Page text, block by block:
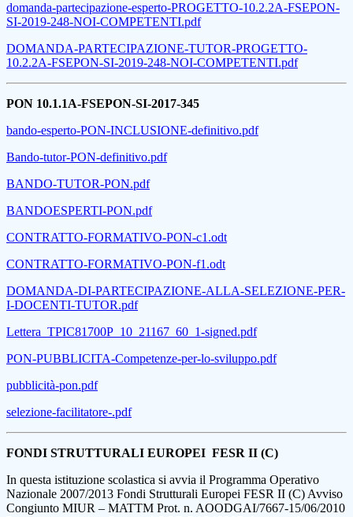
domanda-partecipazione-esperto-PROGETTO-10.2.2A-FSEPON-
SI-2019-248-NOI-COMPETENTI.pdf
DOMANDA-PARTECIPAZIONE-TUTOR-PROGETTO-
10.2.2A-FSEPON-SI-2019-248-NOI-COMPETENTI.pdf
PON 10.1.1A-FSEPON-SI-2017-345
bando-esperto-PON-INCLUSIONE-definitivo.pdf
Bando-tutor-PON-definitivo.pdf
BANDO-TUTOR-PON.pdf
BANDOESPERTI-PON.pdf
CONTRATTO-FORMATIVO-PON-c1.odt
CONTRATTO-FORMATIVO-PON-f1.odt
DOMANDA-DI-PARTECIPAZIONE-ALLA-SELEZIONE-PER-
I-DOCENTI-TUTOR.pdf
Lettera_TPIC81700P_10_21167_60_1-signed.pdf
PON-PUBBLICITA-Competenze-per-lo-sviluppo.pdf
pubblicità-pon.pdf
selezione-facilitatore-.pdf
FONDI STRUTTURALI EUROPEI FESR II (C)
In questa istituzione scolastica si avvia il Programma Operativo
Nazionale 2007/2013 Fondi Strutturali Europei FESR II (C) Avviso
Congiunto MIUR – MATTM Prot. n. AOODGAI/7667-15/06/2010